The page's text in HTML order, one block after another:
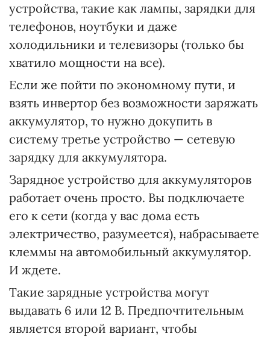
устройства, такие как лампы, зарядки для
телефонов, ноутбуки и даже
холодильники и телевизоры (только бы
хватило мощности на все).
Если же пойти по экономному пути, и
взять инвертор без возможности заряжать
аккумулятор, то нужно докупить в
систему третье устройство — сетевую
зарядку для аккумулятора.
Зарядное устройство для аккумуляторов
работает очень просто. Вы подключаете
его к сети (когда у вас дома есть
электричество, разумеется), набрасываете
клеммы на автомобильный аккумулятор.
И ждете.
Такие зарядные устройства могут
выдавать 6 или 12 В. Предпочтительным
является второй вариант, чтобы